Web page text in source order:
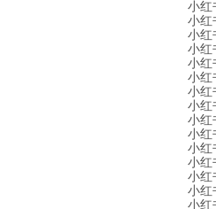
小红
小红
小红
小红
小红
小红
小红
小红
小红
小红
小红
小红
小红
小红
小红